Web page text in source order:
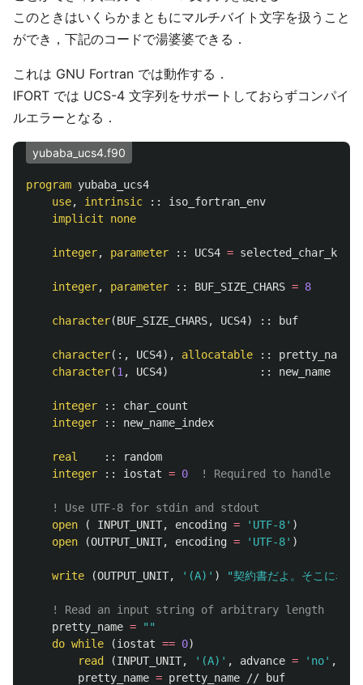
このときはいくらかまともにマルチバイト文字を扱うこと
ができ，下記のコードで湯婆婆できる．
これは GNU Fortran では動作する．
IFORT では UCS-4 文字列をサポートしておらずコンパイ
ルエラーとなる．
yubaba_ucs4.f90
program yubaba_ucs4
use, intrinsic ::
iso_fortran_env
implicit
none
integer, parameter :: UCS4 = selected_char_kind
integer, parameter :: BUF_SIZE_CHARS = 8
character(BUF_SIZE_CHARS, UCS4) :: buf
character(:, UCS4), allocatable ::
pretty_name
character(1 , UCS4) :: new_name
integer ::
char_count
integer
:: new_name_index
real ::
random
integer
:: iostat = 0 ! Required to handle
! Use UTF-8 for stdin and stdout
open
( INPUT_UNIT, encoding = 'UTF-8' )
open
(OUTPUT_UNIT, encoding = 'UTF-8' )
write (OUTPUT_UNIT, '(A)' ) "契約書だよ。そこに名前
! Read an input string of arbitrary length
pretty_name =
""
do while (iostat == 0)
read
(INPUT_UNIT, '(A)' , advance = 'no' ,
pretty_name = pretty_name //
buf